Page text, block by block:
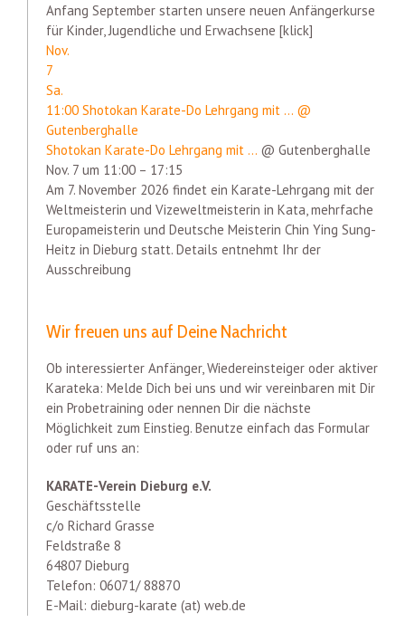
Anfang September starten unsere neuen Anfängerkurse
für Kinder, Jugendliche und Erwachsene [klick]
Nov.
7
Sa.
11:00 Shotokan Karate-Do Lehrgang mit ... @
Gutenberghalle
Shotokan Karate-Do Lehrgang mit ... @ Gutenberghalle
Nov. 7 um 11:00 – 17:15
Am 7. November 2026 findet ein Karate-Lehrgang mit der
Weltmeisterin und Vizeweltmeisterin in Kata, mehrfache
Europameisterin und Deutsche Meisterin Chin Ying Sung-
Heitz in Dieburg statt. Details entnehmt Ihr der
Ausschreibung
Wir freuen uns auf Deine Nachricht
Ob interessierter Anfänger, Wiedereinsteiger oder aktiver
Karateka: Melde Dich bei uns und wir vereinbaren mit Dir
ein Probetraining oder nennen Dir die nächste
Möglichkeit zum Einstieg. Benutze einfach das Formular
oder ruf uns an:
KARATE-Verein Dieburg e.V.
Geschäftsstelle
c/o Richard Grasse
Feldstraße 8
64807 Dieburg
Telefon: 06071/ 88870
E-Mail: dieburg-karate (at) web.de